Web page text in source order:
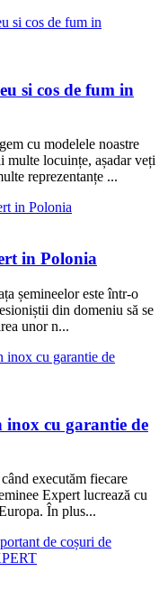
si cos de fum in
cu modelele noastre
multe locuințe, așadar veți
reprezentanțe ...
in Polonia
șemineelor este într-o
din domeniu să se
unor n...
inox cu garantie de
executăm fiecare
Expert lucrează cu
În plus...